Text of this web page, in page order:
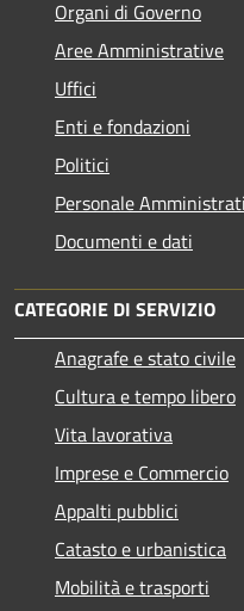
Organi di Governo
Aree Amministrative
Uffici
Enti e fondazioni
Politici
Personale
Documenti e dati
CATEGORIE DI SERVIZIO
Anagrafe e stato civile
Cultura e tempo libero
Vita lavorativa
Imprese e Commercio
Appalti pubblici
Catasto e urbanistica
Mobilità e trasporti